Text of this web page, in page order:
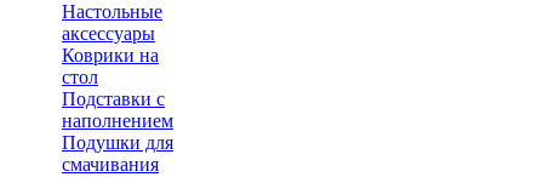
Настольные
аксессуары
Коврики на
стол
Подставки с
наполнением
Подушки для
смачивания